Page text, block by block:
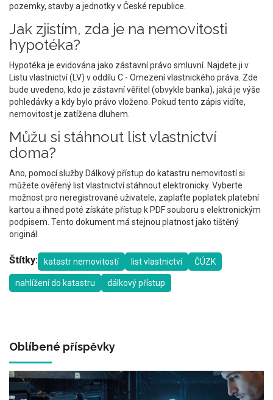
pozemky, stavby a jednotky v České republice.
Jak zjistím, zda je na nemovitosti
hypotéka?
Hypotéka je evidována jako zástavní právo smluvní. Najdete ji v
Listu vlastnictví (LV) v oddílu C - Omezení vlastnického práva. Zde
bude uvedeno, kdo je zástavní věřitel (obvykle banka), jaká je výše
pohledávky a kdy bylo právo vloženo. Pokud tento zápis vidíte,
nemovitost je zatížena dluhem.
Můžu si stáhnout list vlastnictví
doma?
Ano, pomocí služby Dálkový přístup do katastru nemovitostí si
můžete ověřený list vlastnictví stáhnout elektronicky. Vyberte
možnost pro neregistrované uživatele, zaplaťte poplatek platební
kartou a ihned poté získáte přístup k PDF souboru s elektronickým
podpisem. Tento dokument má stejnou platnost jako tištěný
originál.
Štítky: katastr nemovitostí list vlastnictví ČÚZK
nahlížení do katastru dálkový přístup
Oblíbené příspěvky